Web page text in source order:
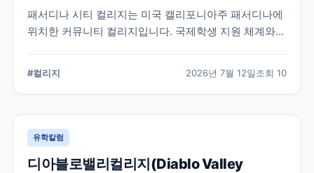
패서디나 시티 컬리지는 미국 캘리포니아주 패서디나에
위치한 커뮤니티 컬리지입니다. 국제학생 지원 체계와
#컬리지 2026년 7월 12일조회 10
유학칼럼
디아블로밸리컬리지(Diablo Valley